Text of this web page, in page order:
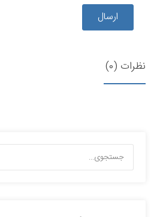
ارسال
نظرات (0)